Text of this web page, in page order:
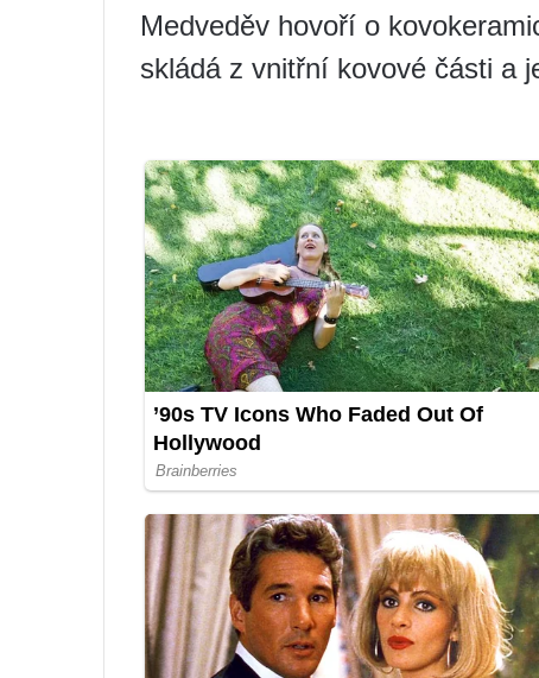
Medveděv hovoří o
skládá z vnitřní kovové části a